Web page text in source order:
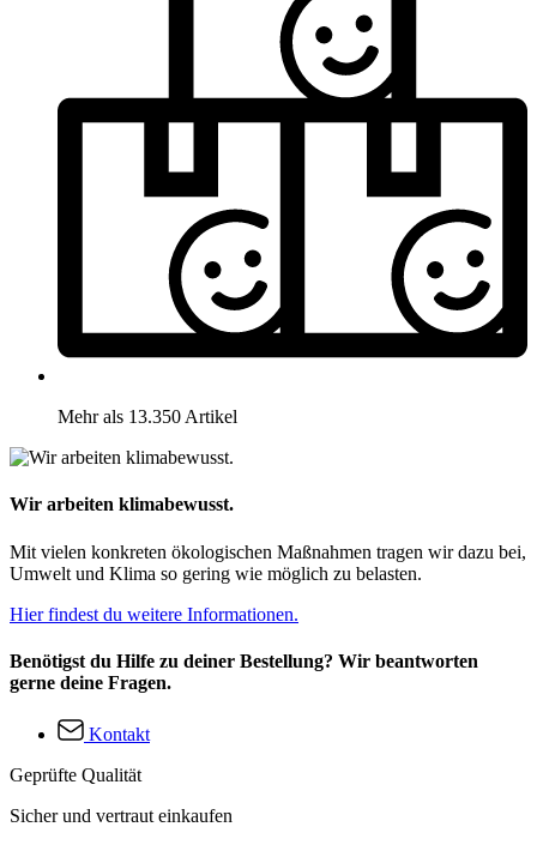
Mehr als 13.350 Artikel
Wir arbeiten klimabewusst.
Mit vielen konkreten ökologischen Maßnahmen tragen wir dazu bei,
Umwelt und Klima so gering wie möglich zu belasten.
Hier findest du weitere Informationen.
Benötigst du Hilfe zu deiner Bestellung? Wir beantworten
gerne deine Fragen.
Kontakt
Geprüfte Qualität
Sicher und vertraut einkaufen